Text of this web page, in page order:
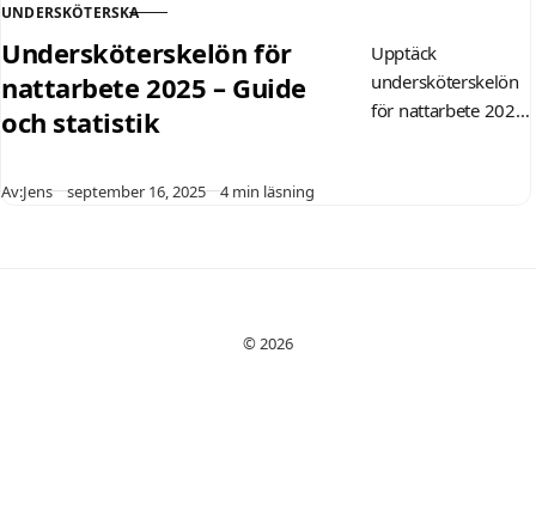
KATEGORI
UNDERSKÖTERSKA
Undersköterskelön för
nattarbete 2025 – Guide
och statistik
Upptäck
undersköterskelön
för nattarbete 2025:
Av:Jens Publicerad
september 16, 2025 4 min läsning
© 2026